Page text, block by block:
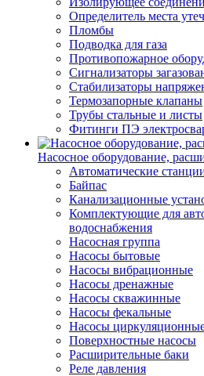
Определитель места
Пломбы
Подводка для газа
Противопожарное
Сигнализаторы
Стабилизаторы
Термозапорные клапаны
Трубы стальные и листы
Фитинги ПЭ
Насосное оборудование,
Автоматические
Байпас
Канализационные
Комплектующие для
водоснабжения
Насосная группа
Насосы бытовые
Насосы вибрационные
Насосы дренажные
Насосы скважинные
Насосы фекальные
Насосы
Поверхностные насосы
Расширительные баки
Реле давления